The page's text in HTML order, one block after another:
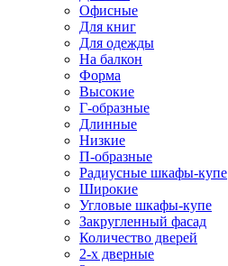
Офисные
Для книг
Для одежды
На балкон
Форма
Высокие
Г-образные
Длинные
Низкие
П-образные
Радиусные шкафы-купе
Широкие
Угловые шкафы-купе
Закругленный фасад
Количество дверей
2-х дверные